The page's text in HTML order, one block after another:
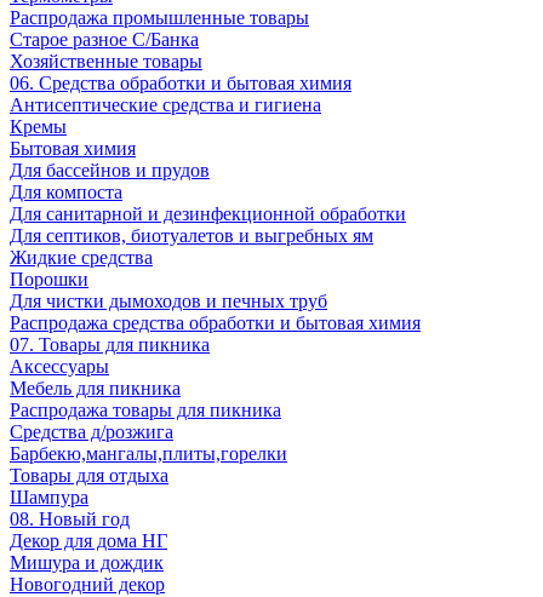
Распродажа промышленные товары
Старое разное С/Банка
Хозяйственные товары
06. Средства обработки и бытовая химия
Антисептические средства и гигиена
Кремы
Бытовая химия
Для бассейнов и прудов
Для компоста
Для санитарной и дезинфекционной обработки
Для септиков, биотуалетов и выгребных ям
Жидкие средства
Порошки
Для чистки дымоходов и печных труб
Распродажа средства обработки и бытовая химия
07. Товары для пикника
Аксессуары
Мебель для пикника
Распродажа товары для пикника
Средства д/розжига
Барбекю,мангалы,плиты,горелки
Товары для отдыха
Шампура
08. Новый год
Декор для дома НГ
Мишура и дождик
Новогодний декор